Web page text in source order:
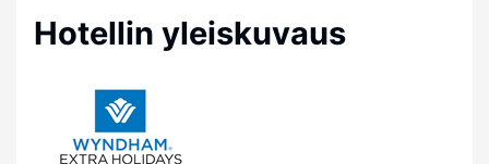
Hotellin yleiskuvaus